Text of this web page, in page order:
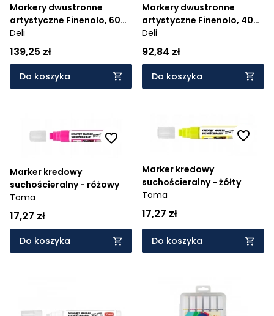
Markery dwustronne
artystyczne Finenolo, 60
kolorów
Deli
139,25 zł
Do koszyka
Markery dwustronne
artystyczne Finenolo, 40
kolorów
Deli
92,84 zł
Do koszyka
Marker kredowy
suchościeralny - różowy
Toma
17,27 zł
Do koszyka
Marker kredowy
suchościeralny - żółty
Toma
17,27 zł
Do koszyka